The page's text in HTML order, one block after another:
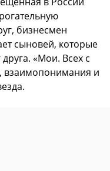
бизнесмен
сыновей, которые
«Мои. Всех с
взаимопонимания и